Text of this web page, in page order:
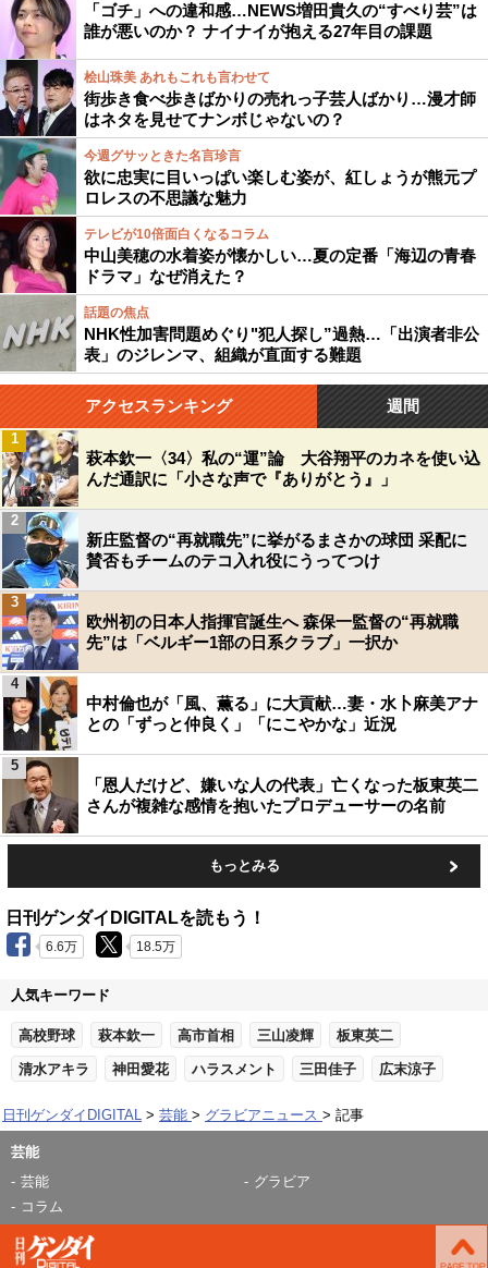
「ゴチ」への違和感…NEWS増田貴久の“すべり芸”は
誰が悪いのか？ ナイナイが抱える27年目の課題
桧山珠美 あれもこれも言わせて
街歩き食べ歩きばかりの売れっ子芸人ばかり…漫才師
はネタを見せてナンボじゃないの？
今週グサッときた名言珍言
欲に忠実に目いっぱい楽しむ姿が、紅しょうが熊元プ
ロレスの不思議な魅力
テレビが10倍面白くなるコラム
中山美穂の水着姿が懐かしい…夏の定番「海辺の青春
ドラマ」なぜ消えた？
話題の焦点
NHK性加害問題めぐり"犯人探し”過熱…「出演者非公
表」のジレンマ、組織が直面する難題
アクセスランキング 週間
萩本欽一〈34〉私の“運”論 大谷翔平のカネを使い込
んだ通訳に「小さな声で『ありがとう』」
1
新庄監督の“再就職先”に挙がるまさかの球団 采配に
賛否もチームのテコ入れ役にうってつけ
2
欧州初の日本人指揮官誕生へ 森保一監督の“再就職
先”は「ベルギー1部の日系クラブ」一択か
3
中村倫也が「風、薫る」に大貢献…妻・水卜麻美アナ
との「ずっと仲良く」「にこやかな」近況
4
「恩人だけど、嫌いな人の代表」亡くなった板東英二
さんが複雑な感情を抱いたプロデューサーの名前
5
もっとみる
日刊ゲンダイDIGITALを読もう！
6.6万 18.5万
人気キーワード
高校野球 萩本欽一 高市首相 三山凌輝 板東英二
清水アキラ 神田愛花 ハラスメント 三田佳子 広末涼子
日刊ゲンダイDIGITAL 芸能 グラビアニュース 記事
芸能
芸能
グラビア
コラム